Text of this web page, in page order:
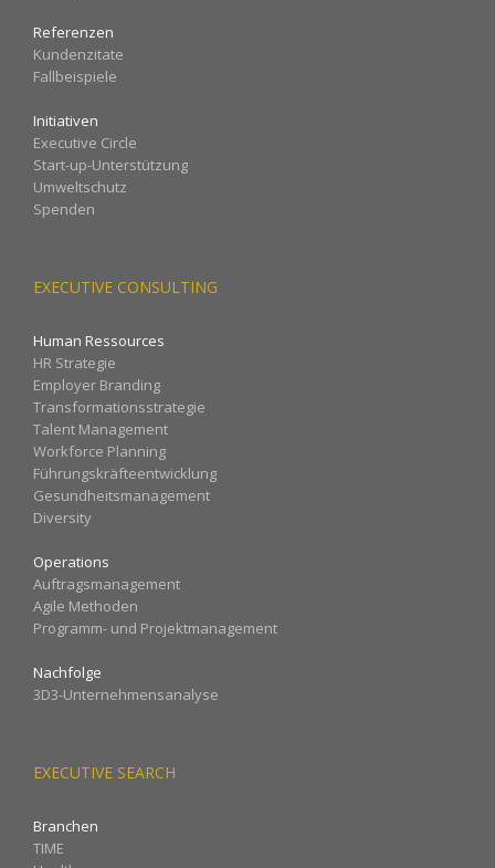
Referenzen
Kundenzitate
Fallbeispiele
Initiativen
Executive Circle
Start-up-Unterstützung
Umweltschutz
Spenden
EXECUTIVE CONSULTING
Human Ressources
HR Strategie
Employer Branding
Transformationsstrategie
Talent Management
Workforce Planning
Führungskräfteentwicklung
Gesundheitsmanagement
Diversity
Operations
Auftragsmanagement
Agile Methoden
Programm- und Projektmanagement
Nachfolge
3D3-Unternehmensanalyse
EXECUTIVE SEARCH
Branchen
TIME